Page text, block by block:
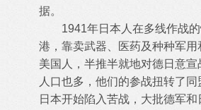
据。
1941年日本人在多线作战的
港，靠卖武器、医药及种种军
美国人，半推半就地对德日意宣
人口也多，他们的参战扭转了
日本开始陷入苦战，大批德军和